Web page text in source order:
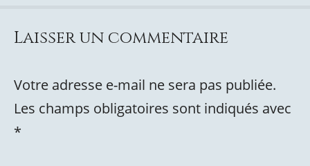
Laisser un commentaire
Votre adresse e-mail ne sera pas publiée.
Les champs obligatoires sont indiqués avec
*